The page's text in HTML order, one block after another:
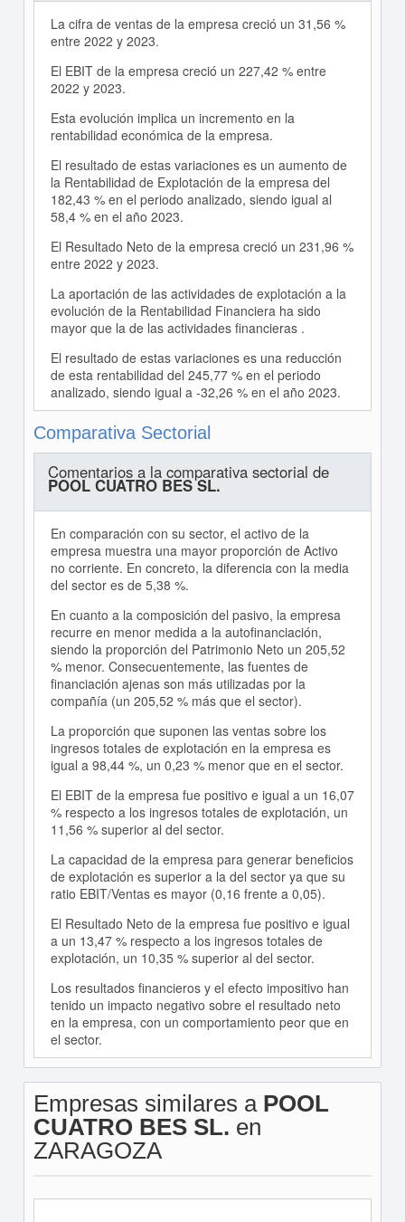
La cifra de ventas de la empresa creció un 31,56 %
entre 2022 y 2023.
El EBIT de la empresa creció un 227,42 % entre
2022 y 2023.
Esta evolución implica un incremento en la
rentabilidad económica de la empresa.
El resultado de estas variaciones es un aumento de
la Rentabilidad de Explotación de la empresa del
182,43 % en el periodo analizado, siendo igual al
58,4 % en el año 2023.
El Resultado Neto de la empresa creció un 231,96 %
entre 2022 y 2023.
La aportación de las actividades de explotación a la
evolución de la Rentabilidad Financiera ha sido
mayor que la de las actividades financieras .
El resultado de estas variaciones es una reducción
de esta rentabilidad del 245,77 % en el periodo
analizado, siendo igual a -32,26 % en el año 2023.
Comparativa Sectorial
Comentarios a la comparativa sectorial de
POOL CUATRO BES SL.
En comparación con su sector, el activo de la
empresa muestra una mayor proporción de Activo
no corriente. En concreto, la diferencia con la media
del sector es de 5,38 %.
En cuanto a la composición del pasivo, la empresa
recurre en menor medida a la autofinanciación,
siendo la proporción del Patrimonio Neto un 205,52
% menor. Consecuentemente, las fuentes de
financiación ajenas son más utilizadas por la
compañía (un 205,52 % más que el sector).
La proporción que suponen las ventas sobre los
ingresos totales de explotación en la empresa es
igual a 98,44 %, un 0,23 % menor que en el sector.
El EBIT de la empresa fue positivo e igual a un 16,07
% respecto a los ingresos totales de explotación, un
11,56 % superior al del sector.
La capacidad de la empresa para generar beneficios
de explotación es superior a la del sector ya que su
ratio EBIT/Ventas es mayor (0,16 frente a 0,05).
El Resultado Neto de la empresa fue positivo e igual
a un 13,47 % respecto a los ingresos totales de
explotación, un 10,35 % superior al del sector.
Los resultados financieros y el efecto impositivo han
tenido un impacto negativo sobre el resultado neto
en la empresa, con un comportamiento peor que en
el sector.
Empresas similares a POOL
CUATRO BES SL. en
ZARAGOZA